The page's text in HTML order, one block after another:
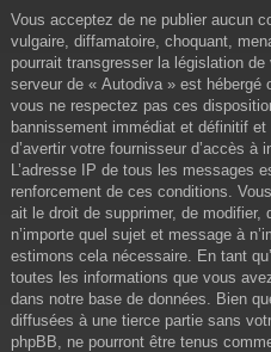
Vous acceptez de ne publier aucun
vulgaire, diffamatoire, choquant,
pourrait transgresser la législation
serveur de « Autodiva » est hébergé
vous ne respectez pas ces
bannissement immédiat et définitif
d’avertir votre fournisseur d’accès à
L’adresse IP de tous les messages
renforcement de ces conditions.
ait le droit de supprimer, de modifier,
n’importe quel sujet et message à
estimons cela nécessaire. En tant
toutes les informations que vous
dans notre base de données. Bien
diffusées à une tierce partie sans
phpBB, ne pourront être tenus